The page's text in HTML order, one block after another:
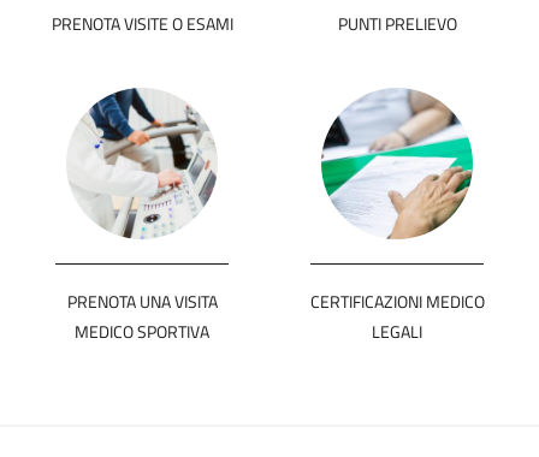
PRENOTA VISITE O ESAMI PUNTI PRELIEVO
PRENOTA UNA VISITA
MEDICO SPORTIVA
CERTIFICAZIONI MEDICO
LEGALI